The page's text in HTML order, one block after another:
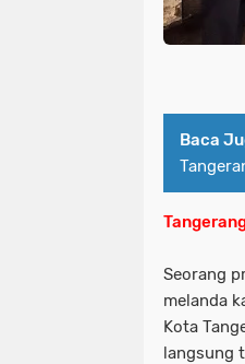
Baca
Seorang
melanda
Kota
langsung